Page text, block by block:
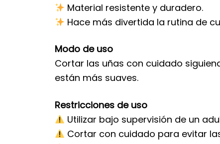
Material resistente y duradero.
Hace más divertida la rutina de
Modo de uso
Cortar las uñas con cuidado
están más suaves.
Restricciones de uso
Utilizar bajo supervisión de un
Cortar con cuidado para evitar